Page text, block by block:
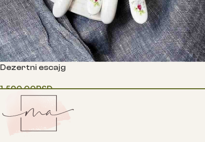
Dezertni escajg
1,590.00RSD